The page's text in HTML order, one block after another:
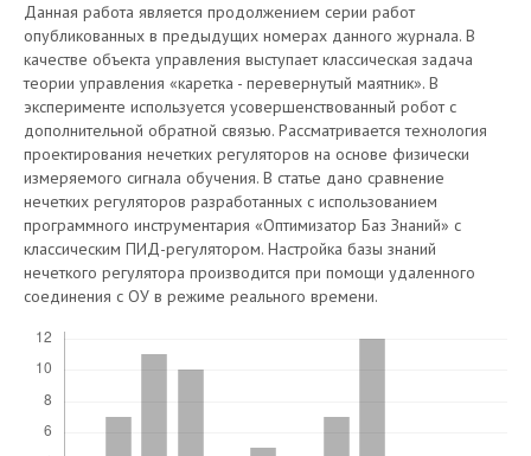
Данная работа является продолжением серии работ
опубликованных в предыдущих номерах данного журнала. В
качестве объекта управления выступает классическая задача
теории управления «каретка - перевернутый маятник». В
эксперименте используется усовершенствованный робот с
дополнительной обратной связью. Рассматривается технология
проектирования нечетких регуляторов на основе физически
измеряемого сигнала обучения. В статье дано сравнение
нечетких регуляторов разработанных с использованием
программного инструментария «Оптимизатор Баз Знаний» с
классическим ПИД-регулятором. Настройка базы знаний
нечеткого регулятора производится при помощи удаленного
соединения с ОУ в режиме реального времени.